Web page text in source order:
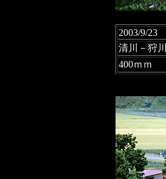
2003/9/23
清川－狩川
400ｍｍ